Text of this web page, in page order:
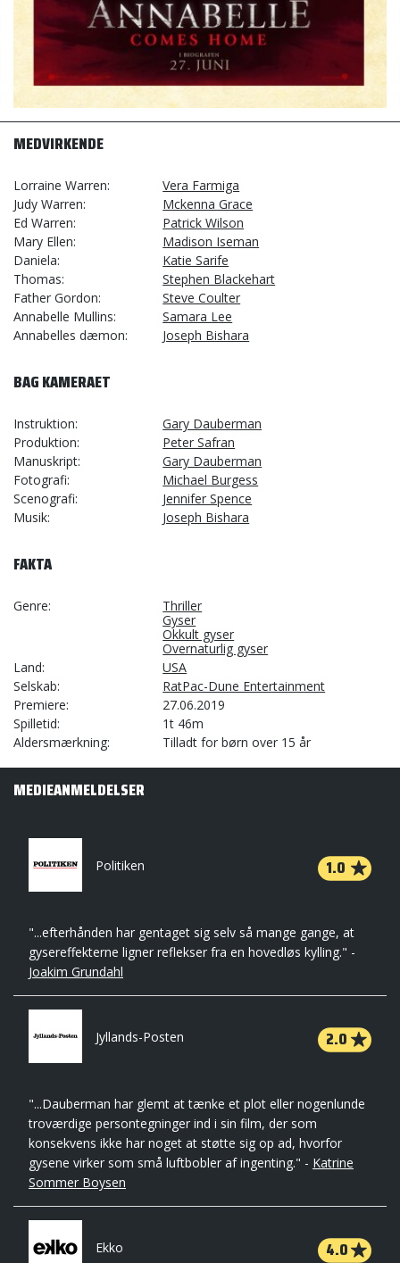
MEDVIRKENDE
Lorraine Warren
Vera Farmiga
Judy Warren
Mckenna Grace
Ed Warren
Patrick Wilson
Mary Ellen
Madison Iseman
Daniela
Katie Sarife
Thomas
Stephen Blackehart
Father Gordon
Steve Coulter
Annabelle Mullins
Samara Lee
Annabelles dæmon
Joseph Bishara
BAG KAMERAET
Instruktion
Gary Dauberman
Produktion
Peter Safran
Manuskript
Gary Dauberman
Fotografi
Michael Burgess
Scenografi
Jennifer Spence
Musik
Joseph Bishara
FAKTA
Genre
Thriller
Gyser
Okkult gyser
Overnaturlig gyser
Land
USA
Selskab
RatPac-Dune Entertainment
Premiere
27.06.2019
Spilletid
1t 46m
Aldersmærkning
Tilladt for børn over 15 år
MEDIEANMELDELSER
Politiken 1.0
"...efterhånden har gentaget sig selv så mange gange, at
gysereffekterne ligner reflekser fra en hovedløs kylling." -
Joakim Grundahl
Jyllands-Posten 2.0
"...Dauberman har glemt at tænke et plot eller nogenlunde
troværdige persontegninger ind i sin film, der som
konsekvens ikke har noget at støtte sig op ad, hvorfor
gysene virker som små luftbobler af ingenting." - Katrine
Sommer Boysen
Ekko 4.0